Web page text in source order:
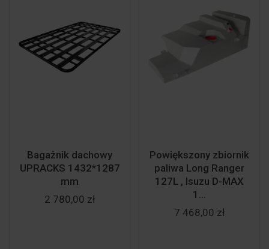
Bagażnik dachowy
UPRACKS 1432*1287
mm
2 780,00 zł
Powiększony zbiornik
paliwa Long Ranger
127L , Isuzu D-MAX
1...
7 468,00 zł